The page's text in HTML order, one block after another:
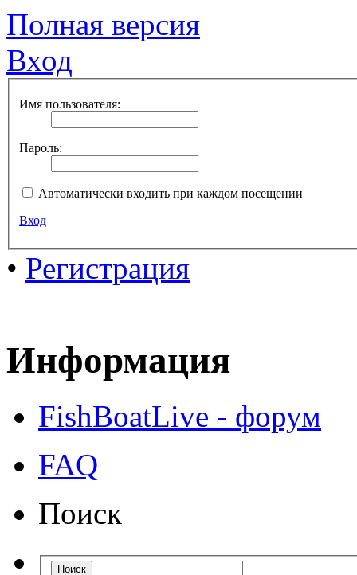
Полная версия
Вход
Имя пользователя:
Пароль:
Автоматически входить при каждом посещении
Вход
• Регистрация
Информация
FishBoatLive - форум
FAQ
Поиск